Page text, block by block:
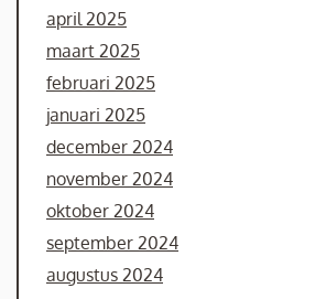
april 2025
maart 2025
februari 2025
januari 2025
december 2024
november 2024
oktober 2024
september 2024
augustus 2024